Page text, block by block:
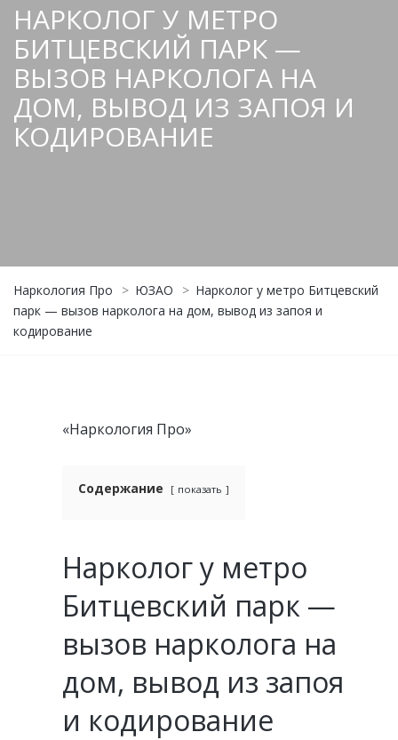
НАРКОЛОГ У МЕТРО
БИТЦЕВСКИЙ ПАРК —
ВЫЗОВ НАРКОЛОГА НА
ДОМ, ВЫВОД ИЗ ЗАПОЯ И
КОДИРОВАНИЕ
Наркология Про > ЮЗАО > Нарколог у метро Битцевский
парк — вызов нарколога на дом, вывод из запоя и
кодирование
«Наркология Про»
Содержание показать
Нарколог у метро
Битцевский парк —
вызов нарколога на
дом, вывод из запоя
и кодирование